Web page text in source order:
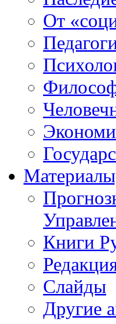
От
Книги
Слайды
Другие